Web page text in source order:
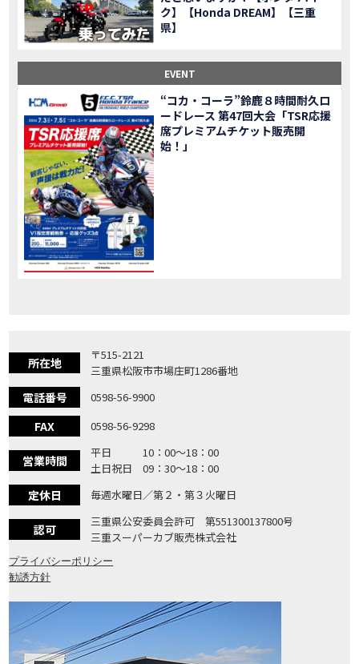
NEW BIKE 「X-ADV」大型クロスオーバーモデル X-ADV をフルモデルチェンジし発売！
NEW BIKE 「CB1000R」のヘッドライト等の外観デザインやカラーリングの変更など熟成を図り発売！
NEW BIKE 「NC750X」大型スポーツモデル NC750X をフルモデルチェンジし発売！
NEW BIKE 「CB1300 SUPER FOUR」「CB1300 SUPER BOL D’OR」ならびに「CB1300 SUPER FOUR SP」「CB1300 SUPER BOL D’OR SP」に先進の電子制御デバイスを採用し発売！
NEW BIKE 大型クルーザーモデル「Rebel 1100」を新発売!!
NEW BIKE よりスポーティーなイメージを強化『CBR650R』を発表!
NEW BIKE Neo Sports Caféシリーズのミドルクラスモデル『CB650R』を発表！
NEW BIKE フルモデルチェンジした 新型「PCX」「PCX160」「PCX e:HEV」を発表!
NEWS 国内販売を予定するグローバルモデルがHondaバイクWebサイトで公開されました！
NEW BIKE 「CRF250L」「CRF250 RALLY」をフルモデルチェンジし発表！
ク】【Honda DREAM】【三重
県】
EVENT
“コカ・コーラ”鈴鹿８時間耐久ロ
ードレース 第47回大会「TSR応援
席プレミアムチケット販売開
始！」
所在地
〒515-2121
三重県松阪市市場庄町1286番地
電話番号 0598-56-9900
FAX 0598-56-9298
営業時間
平日 10：00〜18：00
土日祝日 09：30〜18：00
定休日 毎週水曜日／第２・第３火曜日
認可
三重県公安委員会許可 第551300137800号
三重スーパーカブ販売株式会社
プライバシーポリシー
勧誘方針